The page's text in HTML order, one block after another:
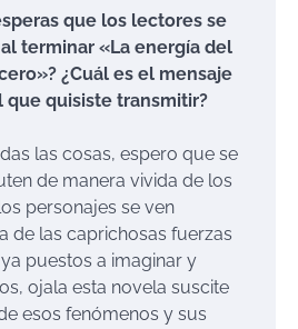
que los lectores se
terminar «La energía del
¿Cuál es el mensaje
que quisiste transmitir?
las cosas, espero que se
de manera vivida de los
personajes se ven
de las caprichosas fuerzas
puestos a imaginar y
ojala esta novela suscite
esos fenómenos y sus